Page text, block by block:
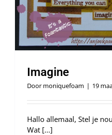
Imagine
Door moniquefoam | 19
Hallo allemaal, Stel je
Wat [...]